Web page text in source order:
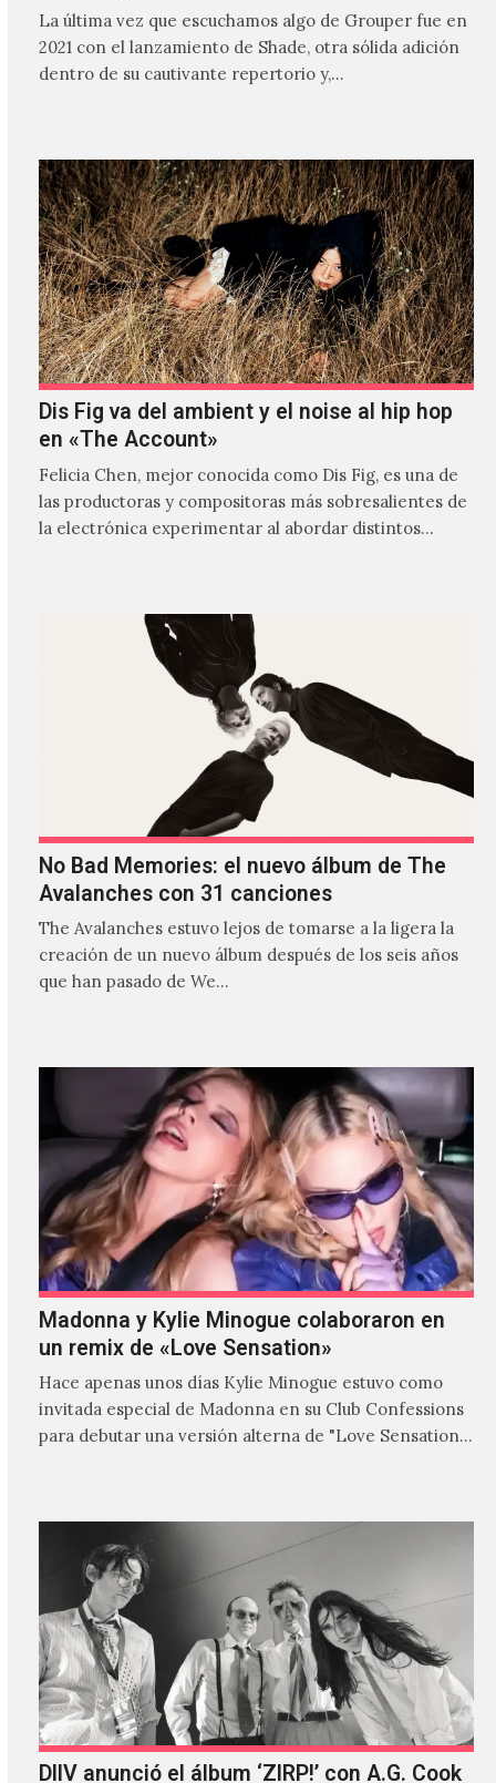
La última vez que escuchamos algo de Grouper fue en
2021 con el lanzamiento de Shade, otra sólida adición
dentro de su cautivante repertorio y,…
Dis Fig va del ambient y el noise al hip hop
en «The Account»
Felicia Chen, mejor conocida como Dis Fig, es una de
las productoras y compositoras más sobresalientes de
la electrónica experimentar al abordar distintos
No Bad Memories: el nuevo álbum de The
Avalanches con 31 canciones
The Avalanches estuvo lejos de tomarse a la ligera la
creación de un nuevo álbum después de los seis años
que han pasado de We…
Madonna y Kylie Minogue colaboraron en
un remix de «Love Sensation»
Hace apenas unos días Kylie Minogue estuvo como
invitada especial de Madonna en su Club Confessions
para debutar una versión alterna de "Love Sensation",
DIIV anunció el álbum ‘ZIRP!’ con A.G. Cook